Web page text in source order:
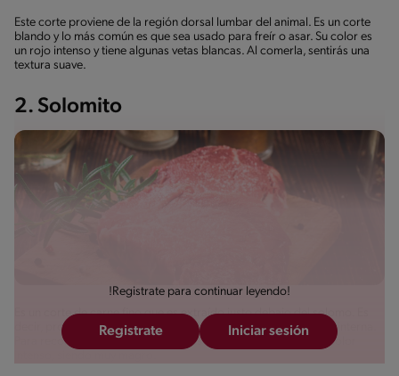
Este corte proviene de la región dorsal lumbar del animal. Es un corte
blando y lo más común es que sea usado para freír o asar. Su color es
un rojo intenso y tiene algunas vetas blancas. Al comerla, sentirás una
textura suave.
2. Solomito
Es un corte de carne fino que es extraído justo debajo del solomo. Es
decir, proviene también del dorsal del bovino, pero de la parte interna.
Para reconocerlo en la carnicería, es un corte cónico, con un color
!Registrate para continuar leyendo!
Registrate Iniciar sesión